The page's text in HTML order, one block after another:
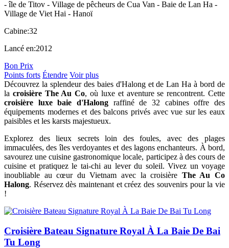
- île de Titov - Village de pêcheurs de Cua Van - Baie de Lan Ha -
Village de Viet Hai - Hanoï
Cabine:32
Lancé en:2012
Bon Prix
Points forts Étendre Voir plus
Découvrez la splendeur des baies d'Halong et de Lan Ha à bord de
la croisière The Au Co, où luxe et aventure se rencontrent. Cette
croisière luxe baie d'Halong raffiné de 32 cabines offre des
équipements modernes et des balcons privés avec vue sur les eaux
paisibles et les karsts majestueux.
Explorez des lieux secrets loin des foules, avec des plages
immaculées, des îles verdoyantes et des lagons enchanteurs. À bord,
savourez une cuisine gastronomique locale, participez à des cours de
cuisine et pratiquez le tai-chi au lever du soleil. Vivez un voyage
inoubliable au cœur du Vietnam avec la croisière The Au Co
Halong. Réservez dès maintenant et créez des souvenirs pour la vie
!
Croisière Bateau Signature Royal À La Baie De Bai
Tu Long